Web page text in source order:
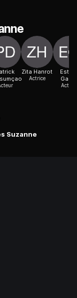
Suzanne
Zita Hanrot
Actrice
Garrel
Actrice